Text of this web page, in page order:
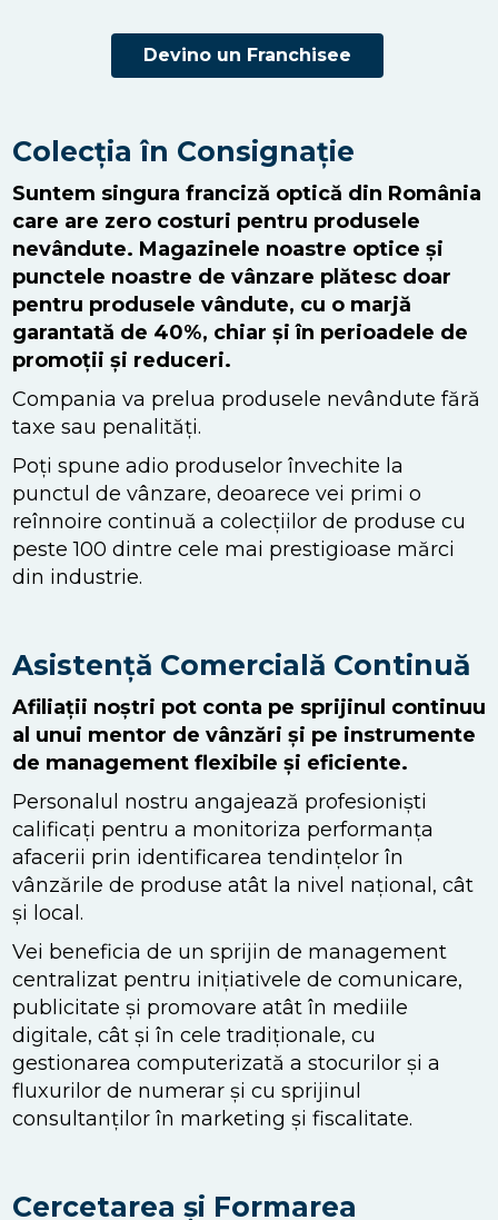
Devino un Franchisee
Colecția în Consignație
Suntem singura franciză optică din România
care are zero costuri pentru produsele
nevândute. Magazinele noastre optice și
punctele noastre de vânzare plătesc doar
pentru produsele vândute, cu o marjă
garantată de 40%, chiar și în perioadele de
promoții și reduceri.
Compania va prelua produsele nevândute fără
taxe sau penalități.
Poți spune adio produselor învechite la
punctul de vânzare, deoarece vei primi o
reînnoire continuă a colecțiilor de produse cu
peste 100 dintre cele mai prestigioase mărci
din industrie.
Asistență Comercială Continuă
Afiliații noștri pot conta pe sprijinul continuu
al unui mentor de vânzări și pe instrumente
de management flexibile și eficiente.
Personalul nostru angajează profesioniști
calificați pentru a monitoriza performanța
afacerii prin identificarea tendințelor în
vânzările de produse atât la nivel național, cât
și local.
Vei beneficia de un sprijin de management
centralizat pentru inițiativele de comunicare,
publicitate și promovare atât în mediile
digitale, cât și în cele tradiționale, cu
gestionarea computerizată a stocurilor și a
fluxurilor de numerar și cu sprijinul
consultanților în marketing și fiscalitate.
Cercetarea și Formarea